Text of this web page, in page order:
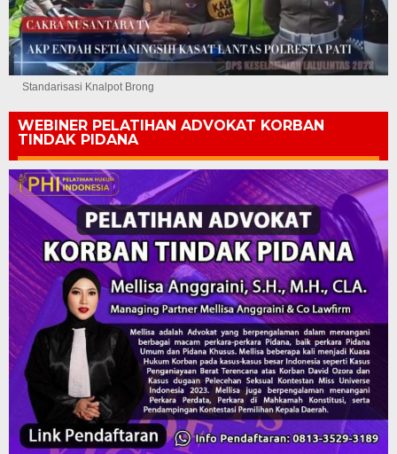
Standarisasi Knalpot Brong
WEBINER PELATIHAN ADVOKAT KORBAN
TINDAK PIDANA